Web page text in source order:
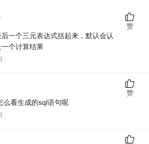
一个三元表达式括起来，默认会认
个计算结果
赞
么看生成的sql语句呢
赞